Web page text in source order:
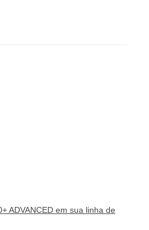
ADVANCED em sua linha de